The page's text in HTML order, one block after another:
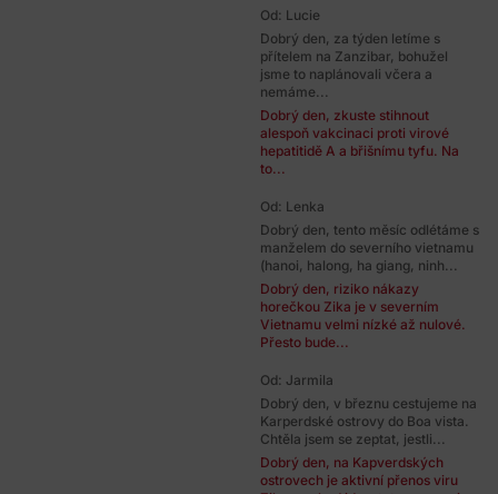
Od: Lucie
Dobrý den, za týden letíme s
přítelem na Zanzibar, bohužel
jsme to naplánovali včera a
nemáme...
Dobrý den, zkuste stihnout
alespoň vakcinaci proti virové
hepatitidě A a břišnímu tyfu. Na
to...
Od: Lenka
Dobrý den, tento měsíc odlétáme s
manželem do severního vietnamu
(hanoi, halong, ha giang, ninh...
Dobrý den, riziko nákazy
horečkou Zika je v severním
Vietnamu velmi nízké až nulové.
Přesto bude...
Od: Jarmila
Dobrý den, v březnu cestujeme na
Karperdské ostrovy do Boa vista.
Chtěla jsem se zeptat, jestli...
Dobrý den, na Kapverdských
ostrovech je aktivní přenos viru